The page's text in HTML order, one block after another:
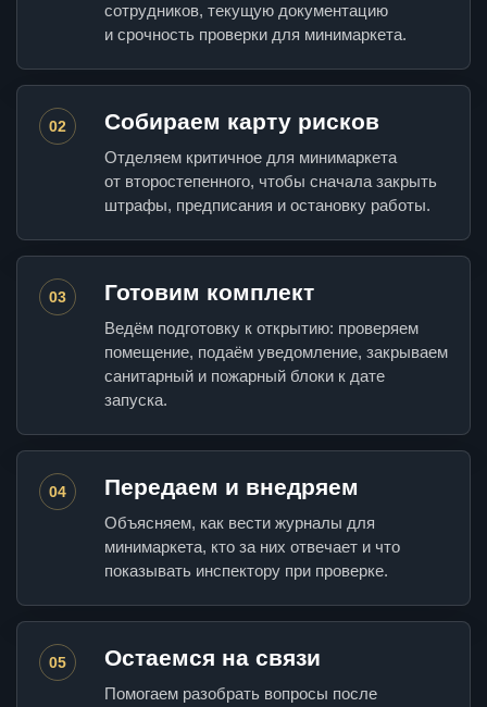
сотрудников, текущую документацию
и срочность проверки для минимаркета.
02 Собираем карту рисков
Отделяем критичное для минимаркета
от второстепенного, чтобы сначала закрыть
штрафы, предписания и остановку работы.
03 Готовим комплект
Ведём подготовку к открытию: проверяем
помещение, подаём уведомление, закрываем
санитарный и пожарный блоки к дате
запуска.
04 Передаем и внедряем
Объясняем, как вести журналы для
минимаркета, кто за них отвечает и что
показывать инспектору при проверке.
05 Остаемся на связи
Помогаем разобрать вопросы после